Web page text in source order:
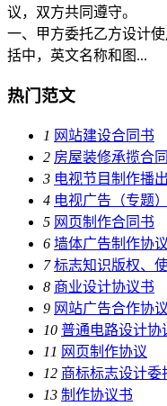
议，双方共同遵守。
一、甲方委托乙方设计
括中，英文名称和图...
热门范文
1 网站建设合同书
2 房屋装修承揽合
3 电视节目制作播
4 电视广告（专题
5 网页制作合同书
6 墙体广告制作协
7 标志知识版权、
8 商业设计协议书
9 网站广告合作协
10 普通电路设计协
11 网页制作协议
12 商标标志设计委
13 制作协议书